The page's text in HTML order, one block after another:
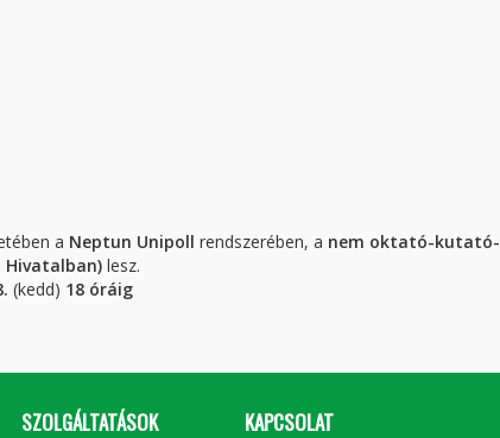
a Neptun Unipoll rendszerében, a nem oktató-kutató-
Hivatalban) lesz.
(kedd) 18 óráig
SZOLGÁLTATÁSOK KAPCSOLAT